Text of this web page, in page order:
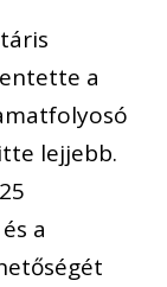
a
lejjebb.
a